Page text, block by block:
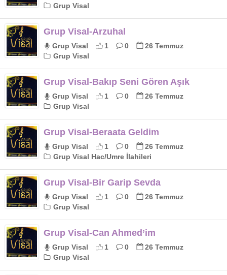
Grup Visal
Grup Visal-Arzuhal
Grup Visal 1 0
26 Temmuz
Grup Visal
Grup Visal-Bakıp Seni Gören Aşık
Grup Visal 1 0
26 Temmuz
Grup Visal
Grup Visal-Beraata Geldim
Grup Visal 1 0
26 Temmuz
Grup Visal Hac/Umre İlahileri
Grup Visal-Bir Garip Sevda
Grup Visal 1 0
26 Temmuz
Grup Visal
Grup Visal-Can Ahmed’im
Grup Visal 1 0
26 Temmuz
Grup Visal